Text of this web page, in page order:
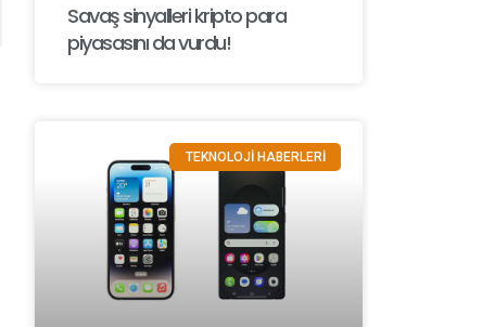
Savaş sinyalleri kripto para
piyasasını da vurdu!
TEKNOLOJİ HABERLERİ